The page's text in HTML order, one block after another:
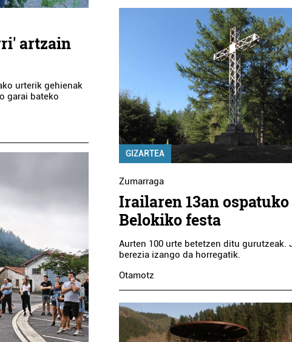
artzain
urterik gehienak
garai bateko
GIZARTEA
Zumarraga
Irailaren 13an ospatuko
Belokiko festa
Aurten 100 urte betetzen ditu gurutzeak.
berezia izango da horregatik.
Otamotz